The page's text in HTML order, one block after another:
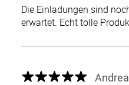
Die Einladungen sind
erwartet. Echt tolle